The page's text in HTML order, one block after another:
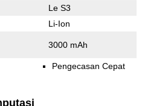
Le S3
Li-Ion
3000 mAh
Pengecasan Cepat